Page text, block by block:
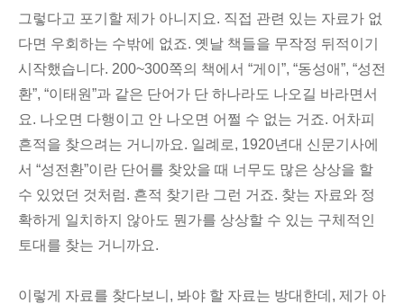
그렇다고 포기할 제가 아니지요. 직접 관련 있는 자료가 없
다면 우회하는 수밖에 없죠. 옛날 책들을 무작정 뒤적이기
시작했습니다. 200~300쪽의 책에서 “게이”, “동성애”, “성전
환”, “이태원”과 같은 단어가 단 하나라도 나오길 바라면서
요. 나오면 다행이고 안 나오면 어쩔 수 없는 거죠. 어차피
흔적을 찾으려는 거니까요. 일례로, 1920년대 신문기사에
서 “성전환”이란 단어를 찾았을 때 너무도 많은 상상을 할
수 있었던 것처럼. 흔적 찾기란 그런 거죠. 찾는 자료와 정
확하게 일치하지 않아도 뭔가를 상상할 수 있는 구체적인
토대를 찾는 거니까요.
이렇게 자료를 찾다보니, 봐야 할 자료는 방대한데, 제가 아